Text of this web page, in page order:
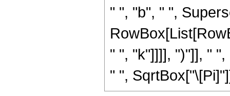
" ", "b", " ",
" ", "k"]]]], ")"]], "
" ",